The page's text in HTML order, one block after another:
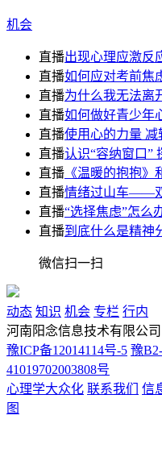
机会
直播出现心理应激反
直播如何应对考前焦
直播为什么我无法
直播如何做好青少年
直播使用心的力量 减
直播认识“容纳窗口”
直播 《温暖的抱抱》
直播情绪过山车——
直播“选择焦虑”怎么
直播到底什么是精神
微信扫一扫
动态 知识 机会 专栏 行内
河南阳念信息技术有限公
豫ICP备12014114号-5 豫
41019702003808号
心理学大众化 联系我们 信
图